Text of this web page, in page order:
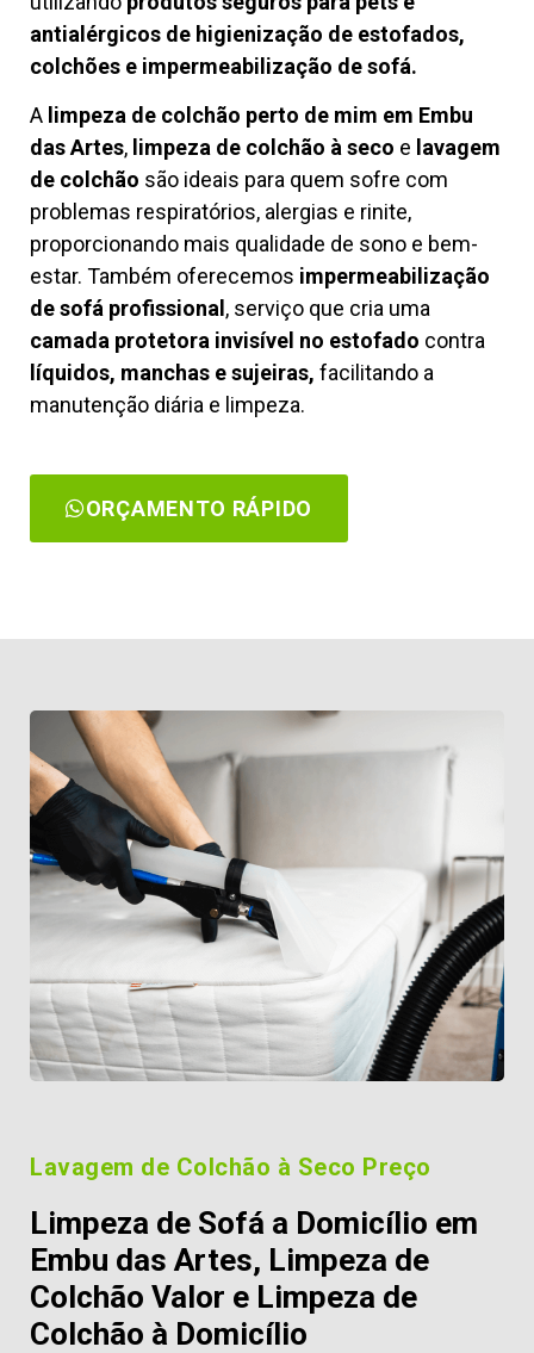
antialérgicos de higienização de estofados,
colchões e impermeabilização de sofá.
A limpeza de colchão perto de mim em Embu
das Artes, limpeza de colchão à seco e lavagem
de colchão são ideais para quem sofre com
problemas respiratórios, alergias e rinite,
proporcionando mais qualidade de sono e bem-
estar. Também oferecemos impermeabilização
de sofá profissional , serviço que cria uma
camada protetora invisível no estofado contra
líquidos, manchas e sujeiras, facilitando a
manutenção diária e limpeza.
ORÇAMENTO RÁPIDO
Lavagem de Colchão à Seco Preço
Limpeza de Sofá a Domicílio em
Embu das Artes, Limpeza de
Colchão Valor e Limpeza de
Colchão à Domicílio